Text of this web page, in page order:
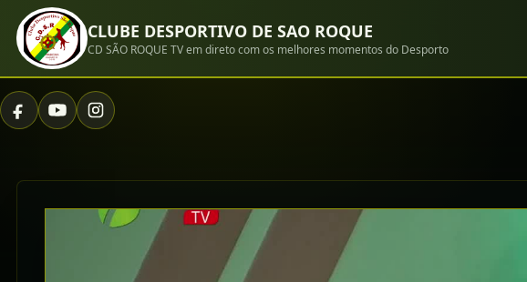
CLUBE DESPORTIVO DE SAO ROQUE
CD SÃO ROQUE TV em direto com os melhores momentos do Desporto